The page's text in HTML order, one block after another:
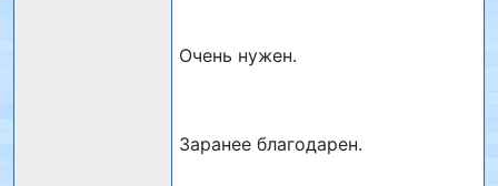
Очень нужен.
Заранее благодарен.